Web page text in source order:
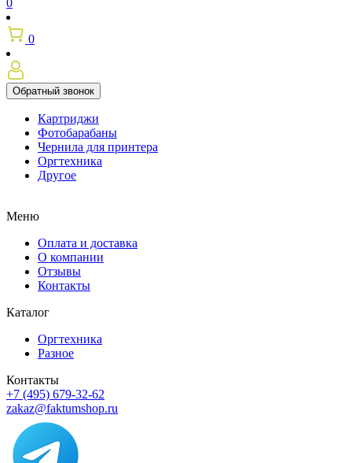
0
0
Обратный звонок
Картриджи
Фотобарабаны
Чернила для принтера
Оргтехника
Другое
Меню
Оплата и доставка
О компании
Отзывы
Контакты
Каталог
Оргтехника
Разное
Контакты
+7 (495) 679-32-62
zakaz@faktumshop.ru